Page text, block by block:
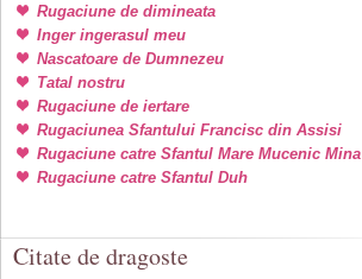
Rugaciune de dimineata
Inger ingerasul meu
Nascatoare de Dumnezeu
Tatal nostru
Rugaciune de iertare
Rugaciunea Sfantului Francisc din Assisi
Rugaciune catre Sfantul Mare Mucenic Mina
Rugaciune catre Sfantul Duh
Citate de dragoste